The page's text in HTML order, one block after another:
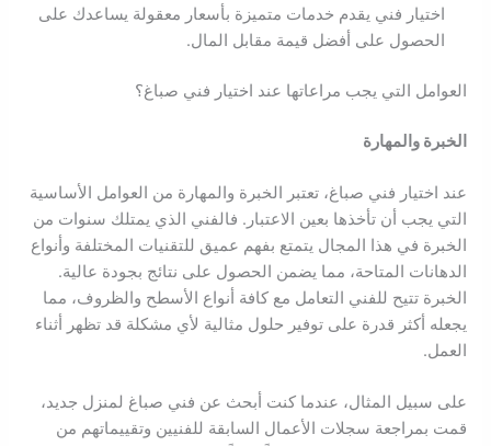
اختيار فني يقدم خدمات متميزة بأسعار معقولة يساعدك على
الحصول على أفضل قيمة مقابل المال.
العوامل التي يجب مراعاتها عند اختيار فني صباغ؟
الخبرة والمهارة
عند اختيار فني صباغ، تعتبر الخبرة والمهارة من العوامل الأساسية
التي يجب أن تأخذها بعين الاعتبار. فالفني الذي يمتلك سنوات من
الخبرة في هذا المجال يتمتع بفهم عميق للتقنيات المختلفة وأنواع
الدهانات المتاحة، مما يضمن الحصول على نتائج بجودة عالية.
الخبرة تتيح للفني التعامل مع كافة أنواع الأسطح والظروف، مما
يجعله أكثر قدرة على توفير حلول مثالية لأي مشكلة قد تظهر أثناء
العمل.
على سبيل المثال، عندما كنت أبحث عن فني صباغ لمنزل جديد،
قمت بمراجعة سجلات الأعمال السابقة للفنيين وتقييماتهم من